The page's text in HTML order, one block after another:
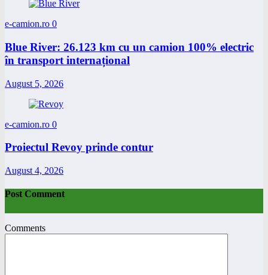
e-camion.ro 0
Blue River: 26.123 km cu un camion 100% electric
în transport internațional
August 5, 2026
e-camion.ro 0
Proiectul Revoy prinde contur
August 4, 2026
Post Comment
Comments